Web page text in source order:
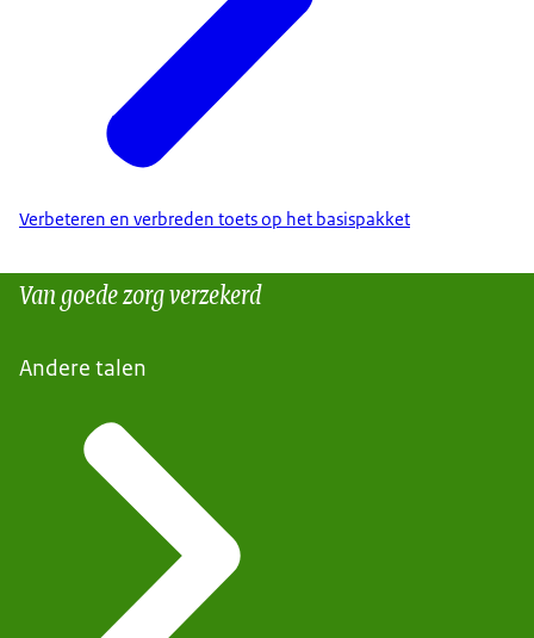
Verbeteren en verbreden toets op het basispakket
Van goede zorg verzekerd
Andere talen